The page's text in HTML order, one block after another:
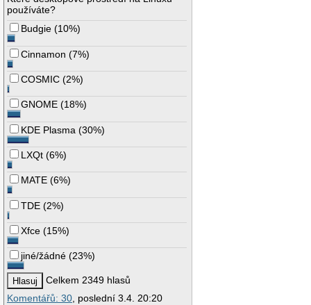
používáte?
Budgie (10%)
Cinnamon (7%)
COSMIC (2%)
GNOME (18%)
KDE Plasma (30%)
LXQt (6%)
MATE (6%)
TDE (2%)
Xfce (15%)
jiné/žádné (23%)
Celkem 2349 hlasů
Komentářů: 30 , poslední 3.4. 20:20